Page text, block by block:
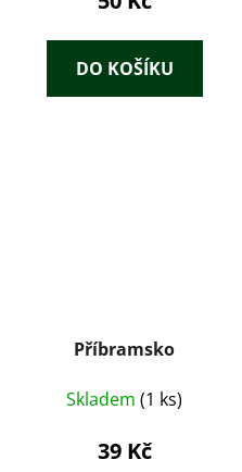
DO KOŠÍKU
Příbramsko
Skladem (1 ks)
39 Kč